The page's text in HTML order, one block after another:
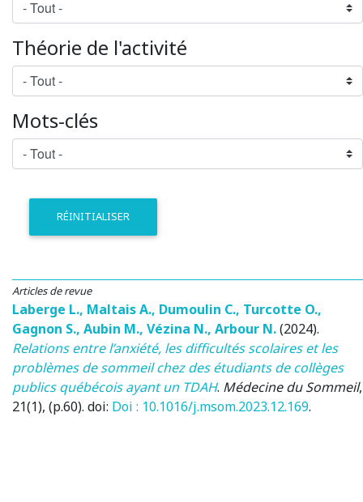
Théorie de l'activité
Mots-clés
RÉINITIALISER
Articles de revue
Laberge L., Maltais A., Dumoulin C., Turcotte O.,
Gagnon S., Aubin M., Vézina N., Arbour N.(2024).
Relations entre l’anxiété, les difficultés scolaires et les
problèmes de sommeil chez des étudiants de collèges
publics québécois ayant un TDAH. Médecine du Sommeil,
21(1), (p.60). doi: Doi : 10.1016/j.msom.2023.12.169.